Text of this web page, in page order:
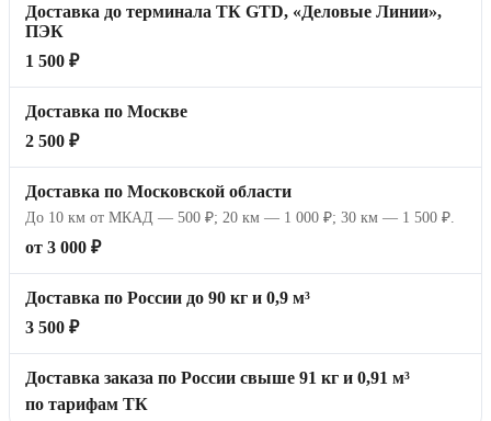
Доставка до терминала ТК GTD, «Деловые Линии»,
ПЭК
1 500 ₽
Доставка по Москве
2 500 ₽
Доставка по Московской области
До 10 км от МКАД — 500 ₽; 20 км — 1 000 ₽; 30 км — 1 500 ₽.
от 3 000 ₽
Доставка по России до 90 кг и 0,9 м³
3 500 ₽
Доставка заказа по России свыше 91 кг и 0,91 м³
по тарифам ТК